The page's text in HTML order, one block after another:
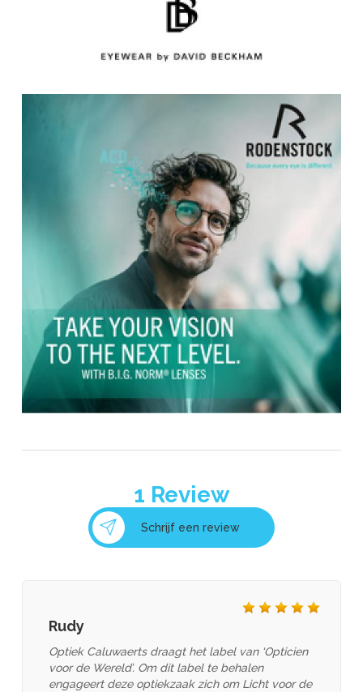
ESSILOR
evil eye eyewear
FAÇONNABLE EYEWEAR
1 Review
Schrijf een review
Rudy
Optiek Caluwaerts draagt het label van ‘Opticien
voor de Wereld’. Om dit label te behalen
engageert deze optiekzaak zich om Licht voor de